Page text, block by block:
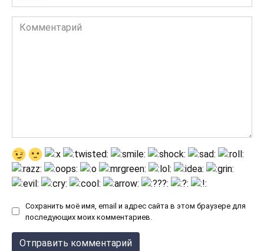
Комментарий
Сохранить моё имя, email и адрес сайта в этом браузере для
последующих моих комментариев.